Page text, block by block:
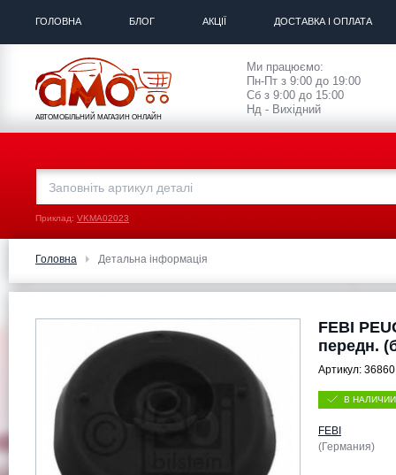
ГОЛОВНА БЛОГ АКЦІЇ ДОСТАВКА І ОПЛАТА
АВТОМОБІЛЬНИЙ МАГАЗИН ОНЛАЙН
Ми працюємо:
Пн-Пт з 9:00 до 19:00
Сб з 9:00 до 15:00
Нд - Вихідний
Приклад: VKMA02023
Головна Детальна інформація
FEBI
передн.
Артикул: 36860
В НАЛИЧИИ
FEBI
(Германия)